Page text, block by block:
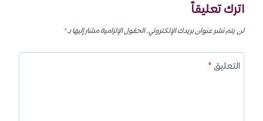
اترك تعليقاً
لن يتم نشر عنوان بريدك الإلكتروني.الحقول الإلزامية مشار إليها بـ*
التعليق*